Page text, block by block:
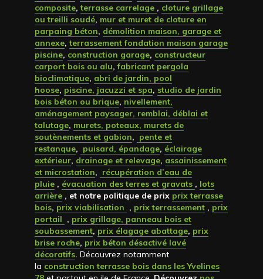
composite,terrasse carrelage , cloture grillage
ou treilli soudé, mur et muret de cloture en
parpaing béton, démolition maison, garage et
annexe,terrassement fondation maison garage
piscine, construction garage, constructeur
carport bois ou alu,fabricant pergola
bioclimatique, abri de jardin, pool
hoose, piscine, jacuzzi et spa, studio de jardin
bois béton ou brique, nivellement,
aménagement paysager, remblai, déblai et
talutage, murets, poteaux, murets de
soutènements et gabion, pente et
restanque, puisard, épandage, éclairage
extérieur, drainage et relevage, assainissement
et microstation, récupération d’eau de
pluie , évacuation des terres et gravats , lots
arrière , et notre politique de prix prix terrasse
bois, prix viabilisation , prix terrassement , prix
portail , prix grillage, panneau bois et
soubassement, prix élagage abattage, prix
brise roche, prix béton désactivé lavé
décoratifs. Découvrez notamment
la construction terrasse bois dans les Yvelines